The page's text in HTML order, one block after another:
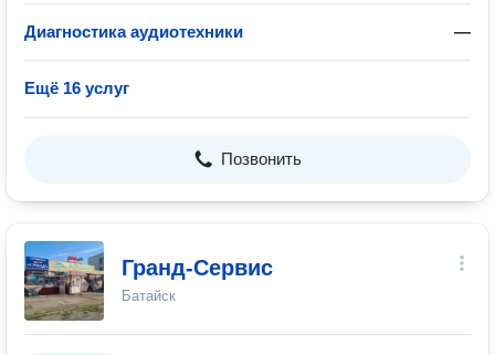
Диагностика аудиотехники —
Ещё 16 услуг
Позвонить
Гранд-Сервис
Батайск